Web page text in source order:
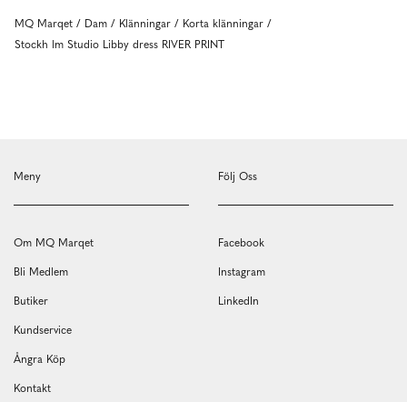
MQ Marqet Dam Klänningar
Korta klänningar
Stockh lm Studio Libby dress RIVER PRINT
Meny
Om MQ Marqet
Bli Medlem
Butiker
Kundservice
Ångra Köp
Kontakt
Följ Oss
Facebook
Instagram
LinkedIn